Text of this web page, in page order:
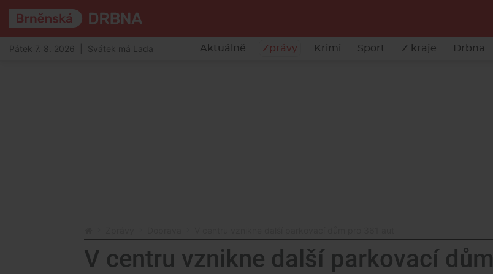
Pátek 7. 8. 2026 | Svátek má Lada Aktuálně Zprávy Krimi Sport Z kraje Drbna
V centru vznikne další parkovací dům